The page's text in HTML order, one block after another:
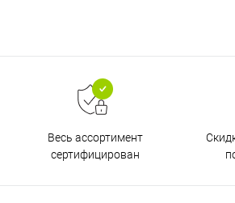
Весь ассортимент
сертифицирован